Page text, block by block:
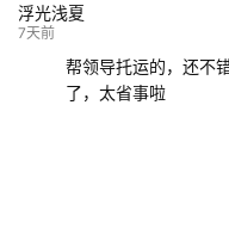
浮光浅夏
7天前
帮领导托运的，还不
了，太省事啦